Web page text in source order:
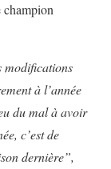
champion
modifications
à l’année
du mal à avoir
c’est de
dernière”,